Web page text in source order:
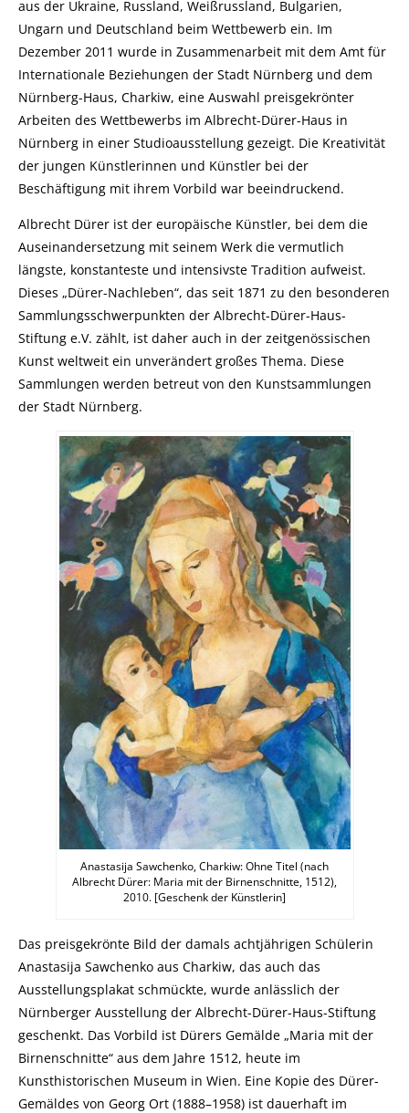
aus der Ukraine, Russland, Weißrussland, Bulgarien,
Ungarn und Deutschland beim Wettbewerb ein. Im
Dezember 2011 wurde in Zusammenarbeit mit dem Amt für
Internationale Beziehungen der Stadt Nürnberg und dem
Nürnberg-Haus, Charkiw, eine Auswahl preisgekrönter
Arbeiten des Wettbewerbs im Albrecht-Dürer-Haus in
Nürnberg in einer Studioausstellung gezeigt. Die Kreativität
der jungen Künstlerinnen und Künstler bei der
Beschäftigung mit ihrem Vorbild war beeindruckend.
Albrecht Dürer ist der europäische Künstler, bei dem die
Auseinandersetzung mit seinem Werk die vermutlich
längste, konstanteste und intensivste Tradition aufweist.
Dieses „Dürer-Nachleben“, das seit 1871 zu den besonderen
Sammlungsschwerpunkten der Albrecht-Dürer-Haus-
Stiftung e.V. zählt, ist daher auch in der zeitgenössischen
Kunst weltweit ein unverändert großes Thema. Diese
Sammlungen werden betreut von den Kunstsammlungen
der Stadt Nürnberg.
Anastasija Sawchenko, Charkiw: Ohne Titel (nach
Albrecht Dürer: Maria mit der Birnenschnitte, 1512),
2010. [Geschenk der Künstlerin]
Das preisgekrönte Bild der damals achtjährigen Schülerin
Anastasija Sawchenko aus Charkiw, das auch das
Ausstellungsplakat schmückte, wurde anlässlich der
Nürnberger Ausstellung der Albrecht-Dürer-Haus-Stiftung
geschenkt. Das Vorbild ist Dürers Gemälde „Maria mit der
Birnenschnitte“ aus dem Jahre 1512, heute im
Kunsthistorischen Museum in Wien. Eine Kopie des Dürer-
Gemäldes von Georg Ort (1888–1958) ist dauerhaft im